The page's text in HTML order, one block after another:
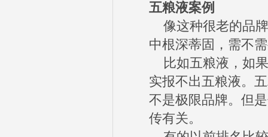
五粮液案例
像这种很老的品
中根深蒂固，需不
比如五粮液，如
实报不出五粮液。
不是极限品牌。但
传有关。